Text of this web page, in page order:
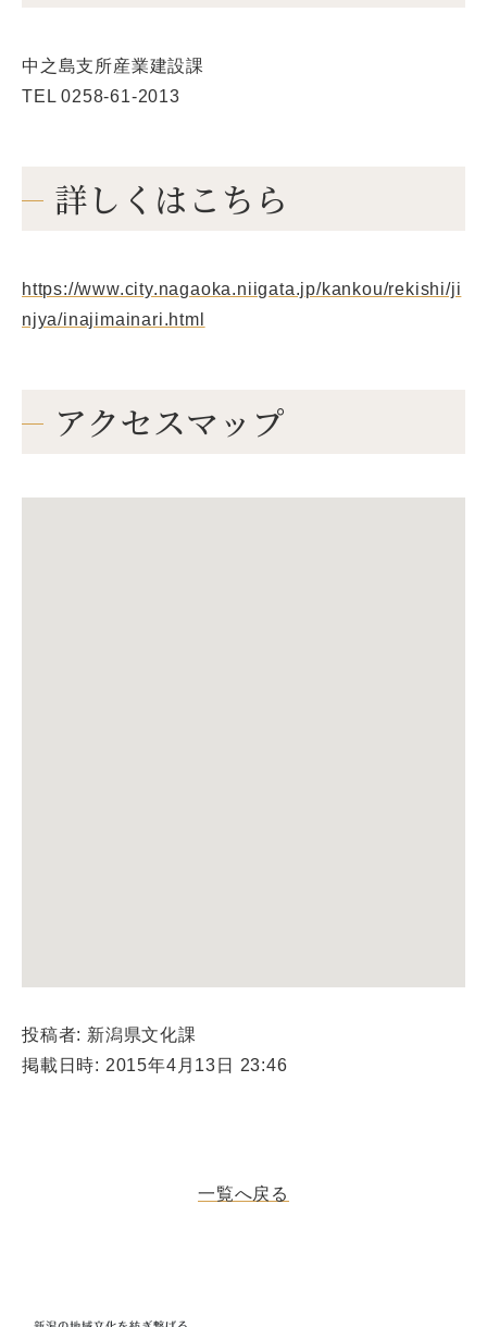
中之島支所産業建設課
TEL 0258-61-2013
詳しくはこちら
https://www.city.nagaoka.niigata.jp/kankou/rekishi/ji
njya/inajimainari.html
アクセスマップ
投稿者: 新潟県文化課
掲載日時: 2015年4月13日 23:46
一覧へ戻る